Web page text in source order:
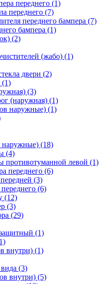
переднего (1)
переднего (7)
переднего бампера (7)
бампера (1)
(2)
(жабо) (1)
двери (2)
(1)
(3)
(наружная) (1)
наружные) (1)
наружные) (18)
(4)
противотуманной левой (1)
переднего (6)
(3)
(6)
(12)
(3)
(29)
(1)
внутри) (1)
вида (3)
внутри) (5)